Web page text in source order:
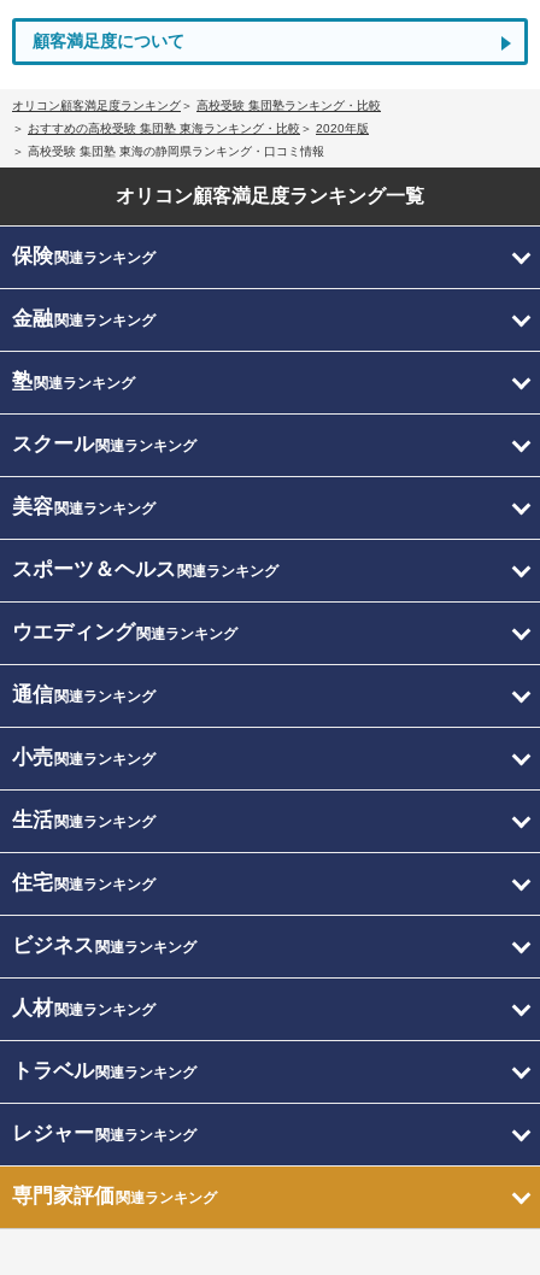
顧客満足度について
オリコン顧客満足度ランキング
高校受験 集団塾ランキング・比較
おすすめの高校受験 集団塾 東海ランキング・比較
2020年版
高校受験 集団塾 東海の静岡県ランキング・口コミ情報
オリコン顧客満足度ランキング一覧
保険関連ランキング
金融関連ランキング
塾関連ランキング
スクール関連ランキング
美容関連ランキング
スポーツ＆ヘルス 関連ランキング
ウエディング関連ランキング
通信関連ランキング
小売関連ランキング
生活関連ランキング
住宅関連ランキング
ビジネス 関連ランキング
人材関連ランキング
トラベル関連ランキング
レジャー関連ランキング
専門家評価関連ランキング